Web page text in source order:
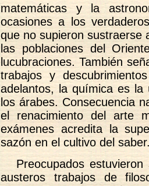
matemáticas y la
ocasiones a los
que no supieron sustraerse
las poblaciones del
lucubraciones. También
trabajos y
adelantos, la química es la
los árabes. Consecuencia
el renacimiento del arte
exámenes acredita la
sazón en el cultivo del
Preocupados
austeros trabajos de